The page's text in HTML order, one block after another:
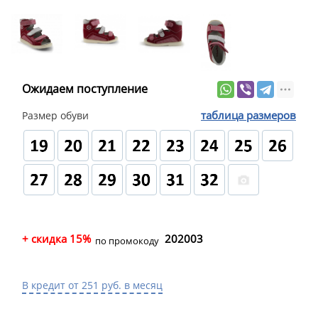
Ожидаем поступление
Размер обуви таблица размеров
+ скидка 15% по промокоду 202003
В кредит от 251 руб. в месяц